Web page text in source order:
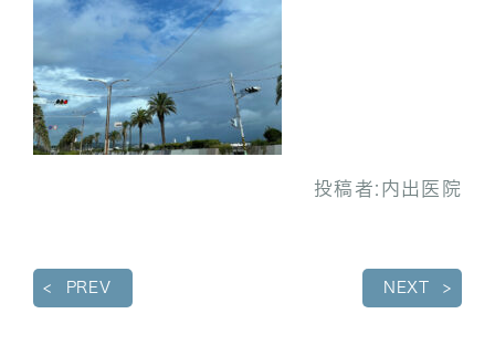
投稿者: 内出医院
PREV NEXT